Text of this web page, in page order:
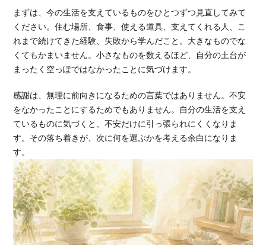
まずは、今の生活を支えているものをひとつずつ見直してみて
ください。住む場所、食事、使える道具、支えてくれる人、こ
れまで続けてきた経験、失敗から学んだこと。大きなものでな
くてもかまいません。小さなものを数えるほど、自分の土台が
まったく空っぽではなかったことに気づけます。
感謝は、無理に前向きになるための言葉ではありません。不安
をなかったことにするためでもありません。自分の生活を支え
ているものに気づくと、不安だけに引っ張られにくくなりま
す。その落ち着きが、次に何を選ぶかを考える余白になりま
す。